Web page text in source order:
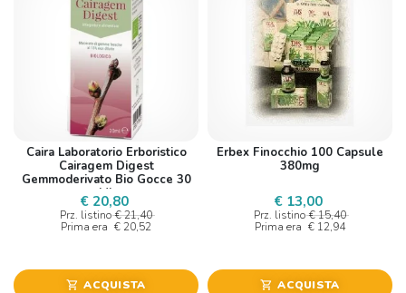
Caira Laboratorio Erboristico
Cairagem Digest
Gemmoderivato Bio Gocce 30
Ml
€ 20,80
Prz. listino € 21,40
Prima era € 20,52
shopping_cart ACQUISTA
Erbex Finocchio 100 Capsule
380mg
€ 13,00
Prz. listino € 15,40
Prima era € 12,94
shopping_cart ACQUISTA